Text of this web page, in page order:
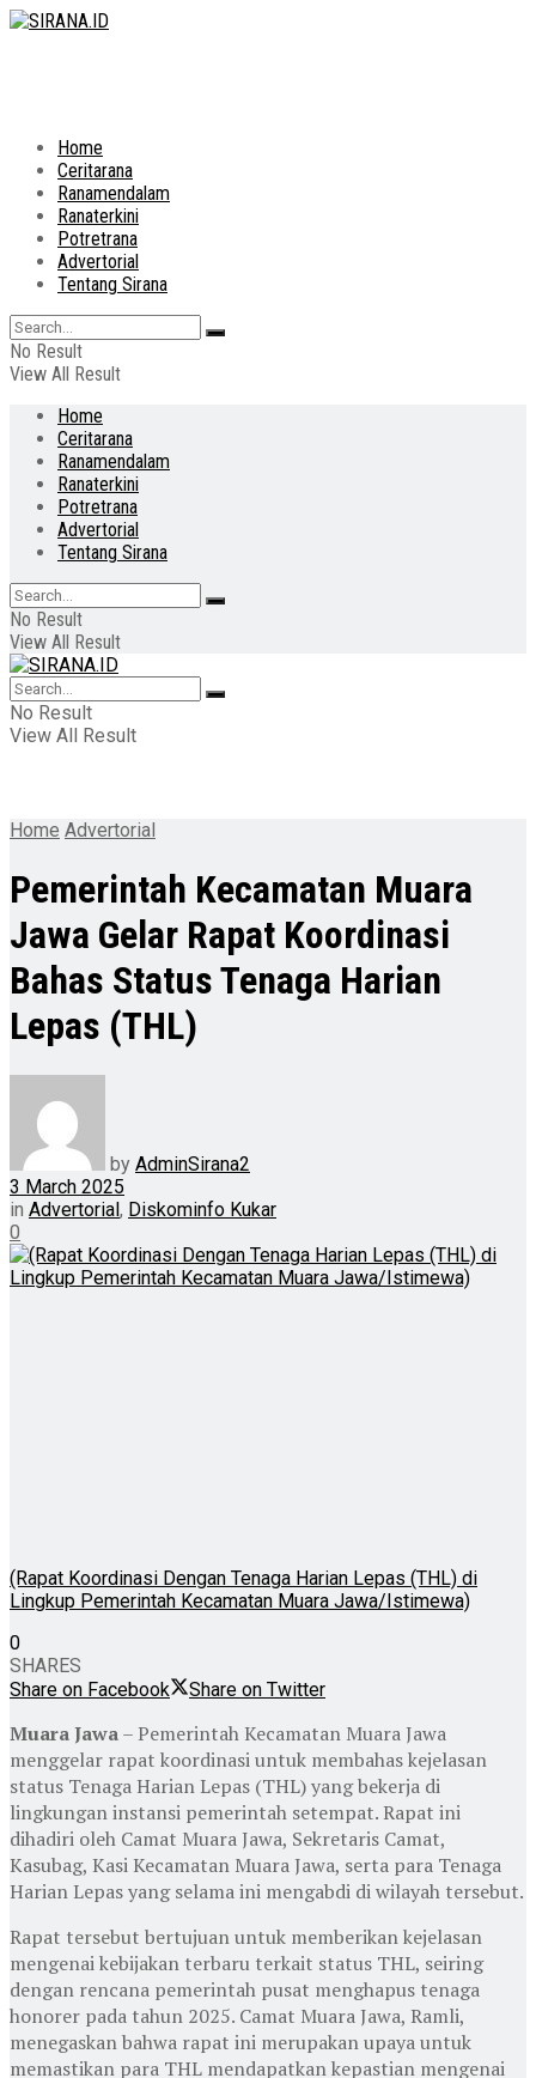
Home
Ceritarana
Ranamendalam
Ranaterkini
Potretrana
Advertorial
Tentang Sirana
No Result
View All Result
Home
Ceritarana
Ranamendalam
Ranaterkini
Potretrana
Advertorial
Tentang Sirana
No Result
View All Result
No Result
View All Result
Home Advertorial
Pemerintah Kecamatan Muara
Jawa Gelar Rapat Koordinasi
Bahas Status Tenaga Harian
Lepas (THL)
by AdminSirana2
3 March 2025
in Advertorial, Diskominfo Kukar
0
(Rapat Koordinasi Dengan Tenaga Harian Lepas (THL) di
Lingkup Pemerintah Kecamatan Muara Jawa/Istimewa)
0
SHARES
Share on Facebook
Share on Twitter
Muara Jawa– Pemerintah Kecamatan Muara Jawa
menggelar rapat koordinasi untuk membahas kejelasan
status Tenaga Harian Lepas (THL) yang bekerja di
lingkungan instansi pemerintah setempat. Rapat ini
dihadiri oleh Camat Muara Jawa, Sekretaris Camat,
Kasubag, Kasi Kecamatan Muara Jawa, serta para Tenaga
Harian Lepas yang selama ini mengabdi di wilayah tersebut.
Rapat tersebut bertujuan untuk memberikan kejelasan
mengenai kebijakan terbaru terkait status THL, seiring
dengan rencana pemerintah pusat menghapus tenaga
honorer pada tahun 2025. Camat Muara Jawa, Ramli,
menegaskan bahwa rapat ini merupakan upaya untuk
memastikan para THL mendapatkan kepastian mengenai